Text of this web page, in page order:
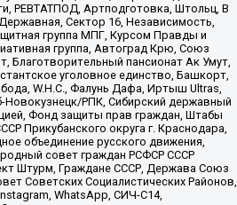
РЕВТАТПОД, Артподготовка, Штольц, В
Сектор 16, Независимость,
группа МПГ, Курсом Правды и
группа, Автоград Крю, Союз
Благотворительный пансионат Ак Умут,
уголовное единство, Башкорт,
W.H.С., Фалунь Дафа, Иртыш Ultras,
Новокузнецк/РПК, Сибирский державный
Фонд защиты прав граждан, Штабы
Прикубанского округа г. Краснодара,
объединение русского движения,
совет граждан РСФСР СССР
Штурм, Граждане СССР, Держава Союз
Советских Социалистических Районов,
WhatsApp, СИЧ-С14,